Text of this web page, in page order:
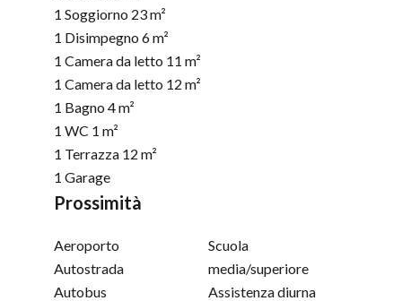
1 Soggiorno 23 m²
1 Disimpegno 6 m²
1 Camera da letto 11 m²
1 Camera da letto 12 m²
1 Bagno 4 m²
1 WC 1 m²
1 Terrazza 12 m²
1 Garage
Prossimità
Aeroporto
Autostrada
Autobus
Scuola
media/superiore
Assistenza diurna